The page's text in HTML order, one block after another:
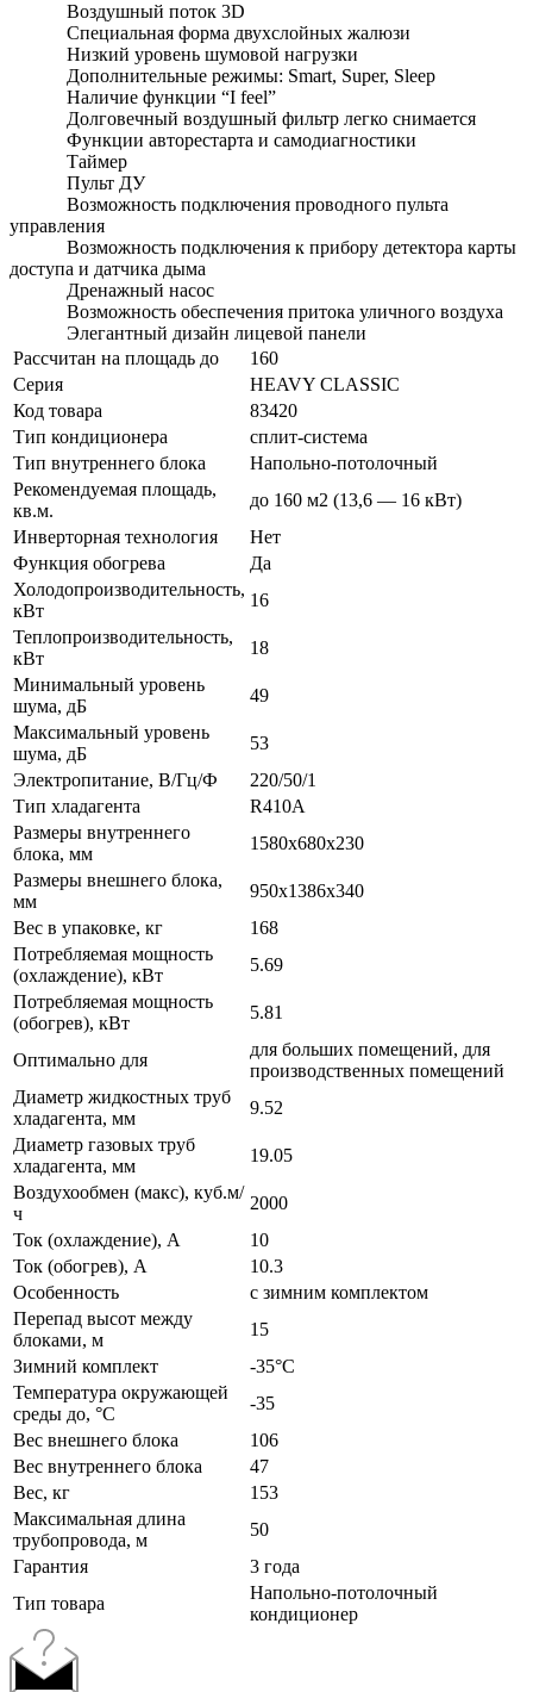
Воздушный поток 3D
Специальная форма двухслойных жалюзи
Низкий уровень шумовой нагрузки
Дополнительные режимы: Smart, Super, Sleep
Наличие функции “I feel”
Долговечный воздушный фильтр легко снимается
Функции авторестарта и самодиагностики
Таймер
Пульт ДУ
Возможность подключения проводного пульта
управления
Возможность подключения к прибору детектора карты
доступа и датчика дыма
Дренажный насос
Возможность обеспечения притока уличного воздуха
Элегантный дизайн лицевой панели
Рассчитан на площадь до
160
Серия
HEAVY CLASSIC
Код товара
83420
Тип кондиционера
сплит-система
Тип внутреннего блока
Напольно-потолочный
Рекомендуемая площадь,
кв.м.
до 160 м2 (13,6 — 16 кВт)
Инверторная технология
Нет
Функция обогрева
Да
Холодопроизводительность,
кВт
16
Теплопроизводительность,
кВт
18
Минимальный уровень
шума, дБ
49
Максимальный уровень
шума, дБ
53
Электропитание, В/Гц/Ф
220/50/1
Тип хладагента
R410A
Размеры внутреннего
блока, мм
1580x680x230
Размеры внешнего блока,
мм
950x1386x340
Вес в упаковке, кг
168
Потребляемая мощность
(охлаждение), кВт
5.69
Потребляемая мощность
(обогрев), кВт
5.81
Оптимально для
для больших помещений, для
производственных помещений
Диаметр жидкостных труб
хладагента, мм
9.52
Диаметр газовых труб
хладагента, мм
19.05
Воздухообмен (макс), куб.м/
ч
2000
Ток (охлаждение), А
10
Ток (обогрев), А
10.3
Особенность
с зимним комплектом
Перепад высот между
блоками, м
15
Зимний комплект
-35°C
Температура окружающей
среды до, °C
-35
Вес внешнего блока
106
Вес внутреннего блока
47
Вес, кг
153
Максимальная длина
трубопровода, м
50
Гарантия
3 года
Тип товара
Напольно-потолочный
кондиционер